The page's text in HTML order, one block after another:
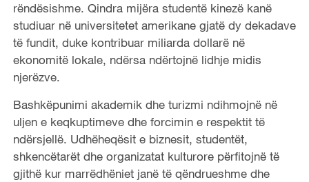
rëndësishme. Qindra mijëra studentë kinezë kanë
studiuar në universitetet amerikane gjatë dy dekadave
të fundit, duke kontribuar miliarda dollarë në
ekonomitë lokale, ndërsa ndërtojnë lidhje midis
njerëzve.
Bashkëpunimi akademik dhe turizmi ndihmojnë në
uljen e keqkuptimeve dhe forcimin e respektit të
ndërsjellë. Udhëheqësit e biznesit, studentët,
shkencëtarët dhe organizatat kulturore përfitojnë të
gjithë kur marrëdhëniet janë të qëndrueshme dhe